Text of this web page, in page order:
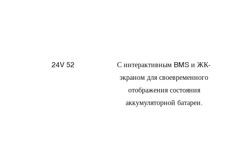
24V 52
С интерактивным BMS и ЖК-
экраном для своевременного
отображения состояния
аккумуляторной батареи.